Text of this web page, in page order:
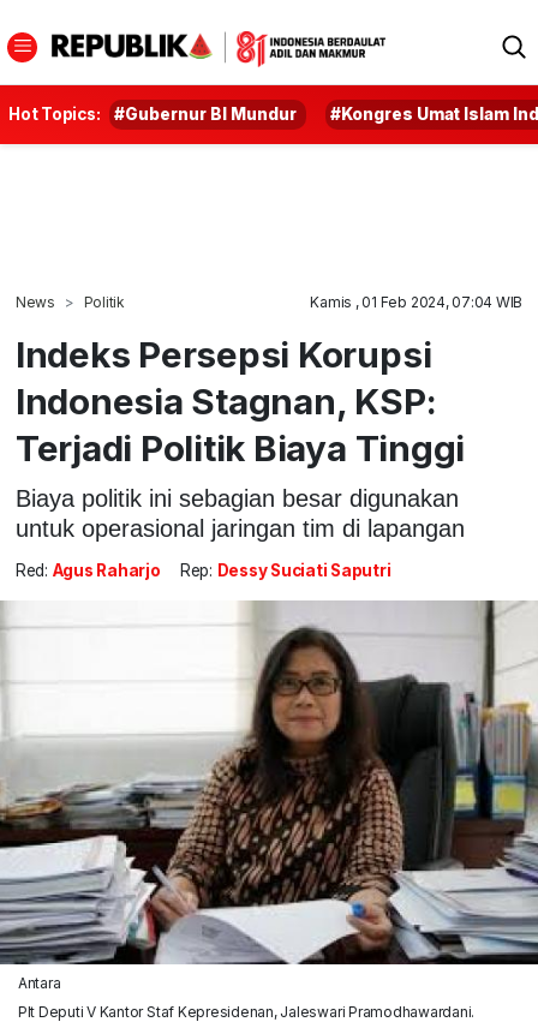
Hot Topics: #Gubernur BI Mundur #Kongres Umat Islam
News Politik Kamis , 01 Feb 2024, 07:04 WIB
Indeks Persepsi Korupsi
Indonesia Stagnan, KSP:
Terjadi Politik Biaya Tinggi
Biaya politik ini sebagian besar digunakan
untuk operasional jaringan tim di lapangan
Red: Agus Raharjo Rep: Dessy Suciati Saputri
Antara
Plt Deputi V Kantor Staf Kepresidenan, Jaleswari Pramodhawardani.